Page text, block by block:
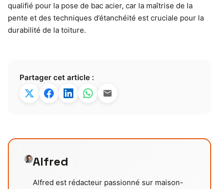
qualifié pour la pose de bac acier, car la maîtrise de la
pente et des techniques d’étanchéité est cruciale pour la
durabilité de la toiture.
Partager cet article :
Alfred
Alfred est rédacteur passionné sur maison-